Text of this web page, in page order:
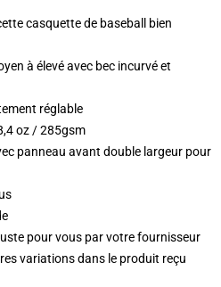
casquette de baseball bien
à élevé avec bec incurvé et
réglable
oz / 285gsm
panneau avant double largeur pour
pour vous par votre fournisseur
variations dans le produit reçu